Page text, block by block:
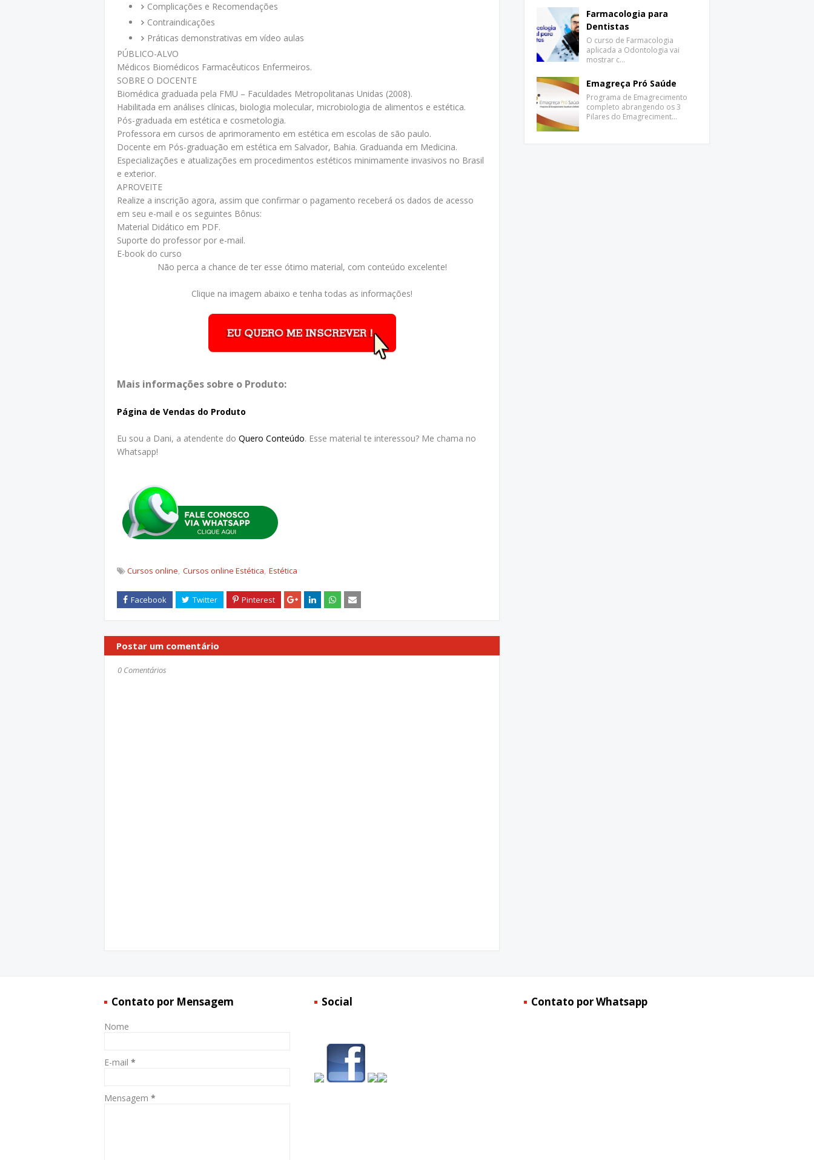
Complicações e Recomendações
Contraindicações
Práticas demonstrativas em vídeo aulas
PÚBLICO-ALVO
Médicos Biomédicos Farmacêuticos Enfermeiros.
SOBRE O DOCENTE
Biomédica graduada pela FMU – Faculdades Metropolitanas Unidas (2008).
Habilitada em análises clínicas, biologia molecular, microbiologia de alimentos e estética.
Pós-graduada em estética e cosmetologia.
Professora em cursos de aprimoramento em estética em escolas de são paulo.
Docente em Pós-graduação em estética em Salvador, Bahia. Graduanda em Medicina.
Especializações e atualizações em procedimentos estéticos minimamente invasivos no Brasil
e exterior.
APROVEITE
Realize a inscrição agora, assim que confirmar o pagamento receberá os dados de acesso
em seu e-mail e os seguintes Bônus:
Material Didático em PDF.
Suporte do professor por e-mail.
E-book do curso
Não perca a chance de ter esse ótimo material, com conteúdo excelente!
Clique na imagem abaixo e tenha todas as informações!
Mais informações sobre o Produto:
Página de Vendas do Produto
Eu sou a Dani, a atendente do Quero Conteúdo. Esse material te interessou? Me chama no
Whatsapp!
Cursos online Cursos online Estética Estética
Postar um comentário
0 Comentários
Farmacologia para
Dentistas
O curso de Farmacologia
aplicada a Odontologia vai
mostrar c…
Emagreça Pró Saúde
Programa de Emagrecimento
completo abrangendo os 3
Pilares do Emagreciment…
Contato por Mensagem
Nome
E-mail *
Mensagem *
Social Contato por Whatsapp